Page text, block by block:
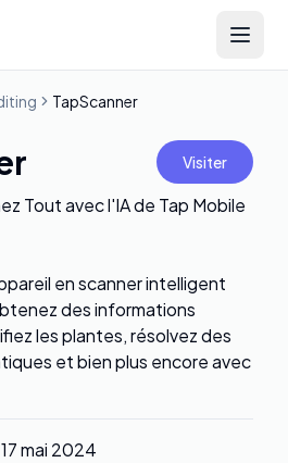
Open
TapScanner
Visiter
Tout avec l'IA de Tap Mobile
en scanner intelligent
des informations
les plantes, résolvez des
et bien plus encore avec
17 mai 2024